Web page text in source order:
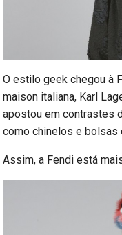
O estilo geek chegou à
maison italiana, Karl
apostou em contrastes
como chinelos e bolsas
Assim, a Fendi está